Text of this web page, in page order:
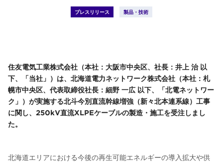
プレスリリース 製品・技術
住友電気工業株式会社（本社：大阪市中央区、社長：井上 治 以
下、「当社」）は、北海道電力ネットワーク株式会社（本社：札
幌市中央区、代表取締役社長：細野 一広 以下、「北電ネットワー
ク」）が実施する北斗今別直流幹線増強（新々北本連系線）工事
に関し、250kV直流XLPEケーブルの製造・施工を受注しまし
た。
北海道エリアにおける今後の再生可能エネルギーの導入拡大や供